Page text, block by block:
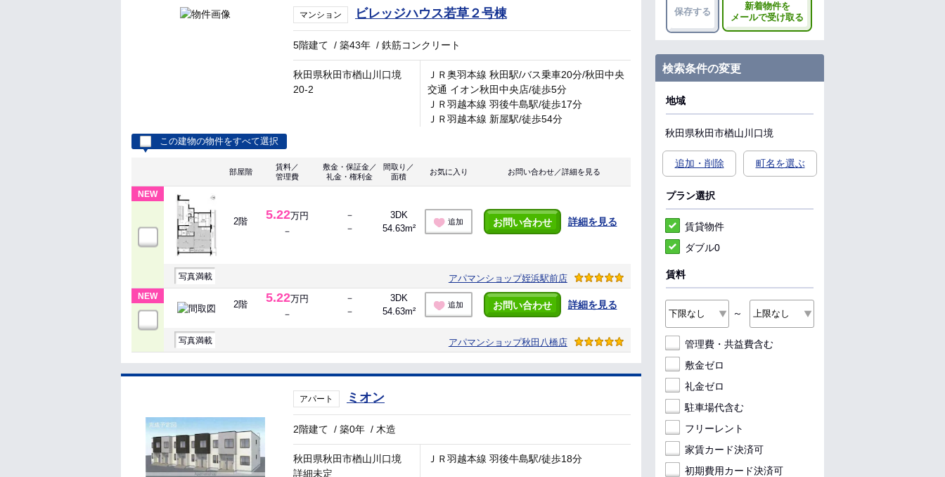
マンション ビレッジハウス若草２号棟
5階建て /築43年 /鉄筋コンクリート
秋田県秋田市楢山川口境
20-2
ＪＲ奥羽本線 秋田駅/バス乗車20分/秋田中央
交通 イオン秋田中央店/徒歩5分
ＪＲ羽越本線 羽後牛島駅/徒歩17分
ＪＲ羽越本線 新屋駅/徒歩54分
この建物の物件をすべて選択
部屋階
賃料／
管理費
敷金・保証金／
礼金・権利金
間取り／
面積
お気に入り お問い合わせ／詳細を見る
NEW
2階 5.22万円
－
－
－
3DK
54.63m²
追加 お問い合わせ 詳細を見る
写真満載 アパマンショップ姪浜駅前店
NEW
2階 5.22万円
－
－
－
3DK
54.63m²
追加 お問い合わせ 詳細を見る
写真満載 アパマンショップ秋田八橋店
アパート ミオン
2階建て /築0年 / 木造
秋田県秋田市楢山川口境
詳細未定
ＪＲ羽越本線 羽後牛島駅/徒歩18分
保存する
新着物件を
メールで受け取る
検索条件の変更
地域
秋田県秋田市楢山川口境
追加・削除 町名を選ぶ
プラン選択
賃貸物件
ダブル0
賃料
～
管理費・共益費含む
敷金ゼロ
礼金ゼロ
駐車場代含む
フリーレント
家賃カード決済可
初期費用カード決済可